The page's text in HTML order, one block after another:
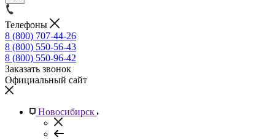
Телефоны
8 (800) 707-44-26
8 (800) 550-56-43
8 (800) 550-96-42
Заказать звонок
Официальный сайт
Новосибирск